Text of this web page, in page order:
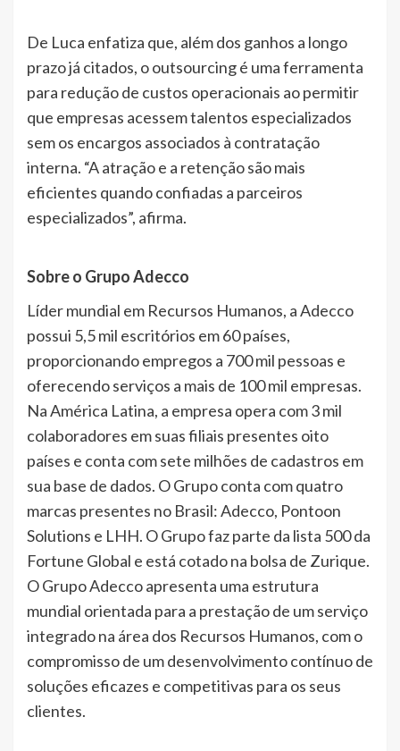
De Luca enfatiza que, além dos ganhos a longo
prazo já citados, o outsourcing é uma ferramenta
para redução de custos operacionais ao permitir
que empresas acessem talentos especializados
sem os encargos associados à contratação
interna. “A atração e a retenção são mais
eficientes quando confiadas a parceiros
especializados”, afirma.
Sobre o Grupo Adecco
Líder mundial em Recursos Humanos, a Adecco
possui 5,5 mil escritórios em 60 países,
proporcionando empregos a 700 mil pessoas e
oferecendo serviços a mais de 100 mil empresas.
Na América Latina, a empresa opera com 3 mil
colaboradores em suas filiais presentes oito
países e conta com sete milhões de cadastros em
sua base de dados. O Grupo conta com quatro
marcas presentes no Brasil: Adecco, Pontoon
Solutions e LHH. O Grupo faz parte da lista 500 da
Fortune Global e está cotado na bolsa de Zurique.
O Grupo Adecco apresenta uma estrutura
mundial orientada para a prestação de um serviço
integrado na área dos Recursos Humanos, com o
compromisso de um desenvolvimento contínuo de
soluções eficazes e competitivas para os seus
clientes.